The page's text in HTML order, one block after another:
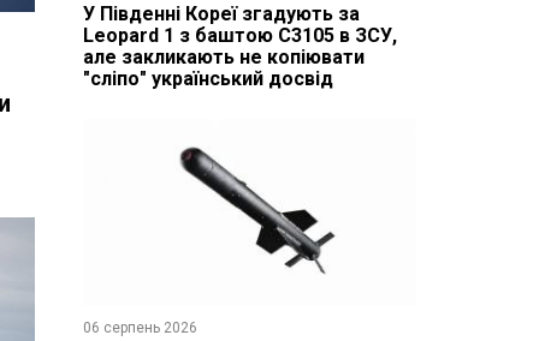
У Південні Кореї згадують за
Leopard 1 з баштою C3105 в ЗСУ,
але закликають не копіювати
"сліпо" український досвід
06 серпень 2026